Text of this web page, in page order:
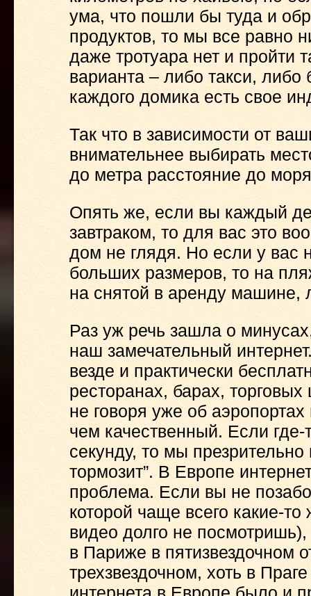
ума, что пошли бы туда и
продуктов, то мы все равно
даже тротуара нет и пройти
варианта – либо такси, либо
каждого домика есть свое
Так что в зависимости от
внимательнее выбирать
до метра расстояние до
Опять же, если вы каждый
завтраком, то для вас это
дом не глядя. Но если у вас
больших размеров, то на
на снятой в аренду машине,
Раз уж речь зашла о
наш замечательный
везде и практически
ресторанах, барах,
не говоря уже об
чем качественный. Если
секунду, то мы
тормозит”. В Европе
проблема. Если вы не
которой чаще всего какие-то
видео долго не
в Париже в пятизвездочном
трехзвездочном, хоть в